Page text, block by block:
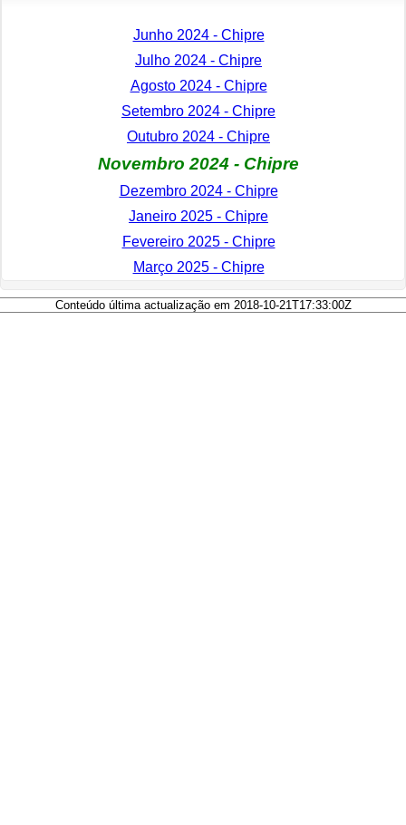
Junho 2024 - Chipre
Julho 2024 - Chipre
Agosto 2024 - Chipre
Setembro 2024 - Chipre
Outubro 2024 - Chipre
Novembro 2024 - Chipre
Dezembro 2024 - Chipre
Janeiro 2025 - Chipre
Fevereiro 2025 - Chipre
Março 2025 - Chipre
Conteúdo última actualização em 2018-10-21T17:33:00Z